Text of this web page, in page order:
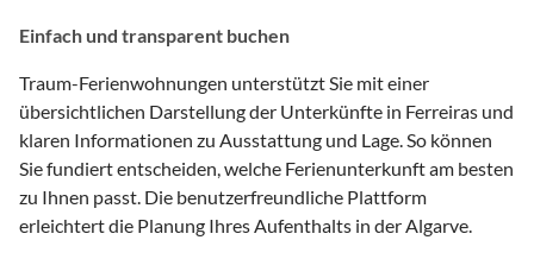
Einfach und transparent buchen
Traum-Ferienwohnungen unterstützt Sie mit einer
übersichtlichen Darstellung der Unterkünfte in Ferreiras und
klaren Informationen zu Ausstattung und Lage. So können
Sie fundiert entscheiden, welche Ferienunterkunft am besten
zu Ihnen passt. Die benutzerfreundliche Plattform
erleichtert die Planung Ihres Aufenthalts in der Algarve.